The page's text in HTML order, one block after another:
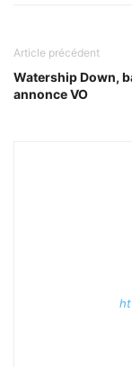
Article précédent
Watership Down,
annonce VO